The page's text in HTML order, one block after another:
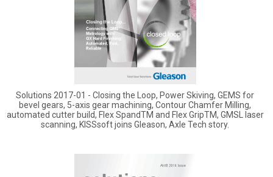
Solutions 2017-01 - Closing the Loop, Power Skiving, GEMS for
bevel gears, 5-axis gear machining, Contour Chamfer Milling,
automated cutter build, Flex SpandTM and Flex GripTM, GMSL laser
scanning, KISSsoft joins Gleason, Axle Tech story.